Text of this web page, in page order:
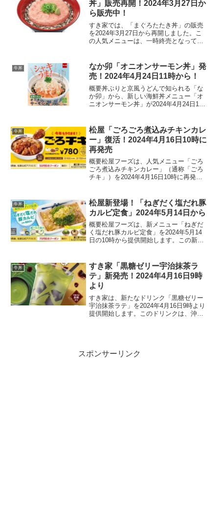
丼」販売再開！2024年3月27日か
ら販売中！
すき家では、「まぐろたたき丼」の販売
を2024年3月27日から再開しました。こ
の人気メニューは、一時終売となってい
ー丼”とも呼ばれるこのメニューは、まぐ
ろたたき丼の他...
牛丼
なか卯「オニオンサーモン丼」発
売！2024年4月24日11時から！
概要丼ぶりと京風うどんで知られる「な
か卯」から、新しい海鮮丼メニュー「オ
ニオンサーモン丼」が2024年4月24日11
使用し、なか卯特製の旨塩だれで味付け
を施した一品です...
牛丼
松屋「ごろごろ煮込みチキンカレ
ー」復活！2024年4月16日10時に
再発売
概要松屋フーズは、人気メニュー「ごろ
ごろ煮込みチキンカレー」（通称「ごろ
チキ」）を2024年4月16日10時に再発売
カレーソースにたっぷりと使用されてい
ます。販売詳細価...
牛丼
松屋新登場！「ねぎだく塩だれ豚
カルビ定食」2024年5月14日から
概要松屋フーズは、新メニュー「ねぎだ
く塩だれ豚カルビ定食」を2024年5月14
日の10時から提供開始します。この新定
小鉢が付きます。さっぱりとしたネギ塩
ダレが特...
牛丼
すき家「黒糖ゼリー宇治抹茶ラ
テ」新発売！2024年4月16日9時
より
すき家は、新たなドリンク「黒糖ゼリー
宇治抹茶ラテ」を2024年4月16日9時より
提供開始します。このドリンクは、沖縄
スポンサーリンク